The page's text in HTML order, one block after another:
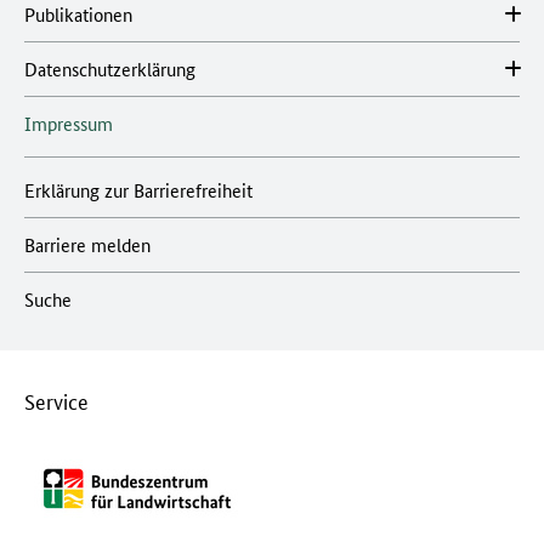
Publikationen
Datenschutzerklärung
Impressum
Erklärung zur Barrierefreiheit
Barriere melden
Suche
Service